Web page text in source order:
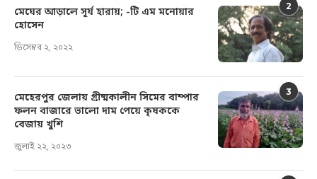
2
মেঘের আড়ালে সূর্য হারায়; -টি এম মনোয়ার
হোসেন
ডিসেম্বর ২, ২০২২
3
মেহেরপুর জেলায় গ্রীষ্মকালীন সিমের বাম্পার
ফলন বাজারে ভালো দাম পেয়ে কৃষককে
বেজায় খুশি
জুলাই ২২, ২০২৩